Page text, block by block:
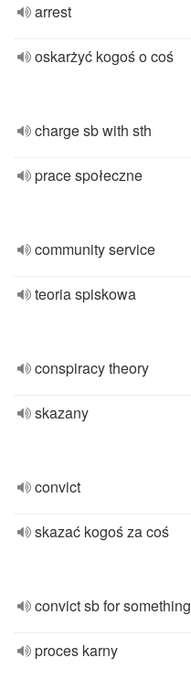
arrest
oskarżyć kogoś o coś
charge sb with sth
prace społeczne
community service
teoria spiskowa
conspiracy theory
skazany
convict
skazać kogoś za coś
convict sb for something
proces karny